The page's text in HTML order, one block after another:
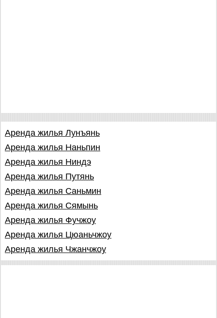
Аренда жилья Лунъянь
Аренда жилья Наньпин
Аренда жилья Ниндэ
Аренда жилья Путянь
Аренда жилья Саньмин
Аренда жилья Сямынь
Аренда жилья Фучжоу
Аренда жилья Цюаньчжоу
Аренда жилья Чжанчжоу